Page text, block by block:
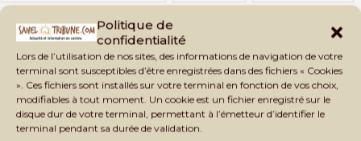
Politique de
confidentialité
Lors de l’utilisation de nos sites, des informations de navigation de votre
terminal sont susceptibles d’être enregistrées dans des fichiers « Cookies
». Ces fichiers sont installés sur votre terminal en fonction de vos choix,
modifiables à tout moment. Un cookie est un fichier enregistré sur le
disque dur de votre terminal, permettant à l’émetteur d’identifier le
terminal pendant sa durée de validation.
CATASTROPHES CLIMATIQUES
CAUTION 10 000 DOLLARS CAUTION DE VISA CDAT CECOGEC
CEDEAO CÉDÉAO CEI CÉLÉBRATION NATIONALE CEMAC
CEMAPI CEN-SNESUP CENOU CENSURE
CENTRAFRIQUE CENTRALE SOLAIRE